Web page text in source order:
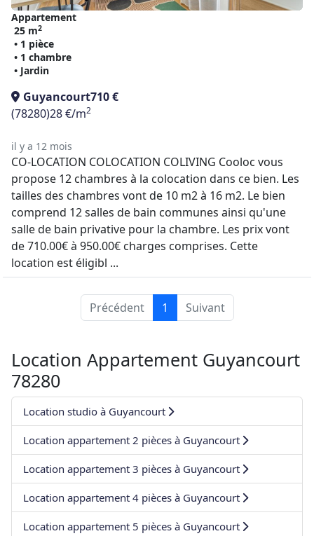
Appartement
25 m2
• 1 pièce
• 1 chambre
• Jardin
Guyancourt710 €
(78280)28 €/m2
il y a 12 mois
CO-LOCATION COLOCATION COLIVING Cooloc vous
propose 12 chambres à la colocation dans ce bien. Les
tailles des chambres vont de 10 m2 à 16 m2. Le bien
comprend 12 salles de bain communes ainsi qu'une
salle de bain privative pour la chambre. Les prix vont
de 710.00€ à 950.00€ charges comprises. Cette
location est éligibl ...
Précédent 1 Suivant
Location Appartement Guyancourt
78280
Location studio à Guyancourt
Location appartement 2 pièces à Guyancourt
Location appartement 3 pièces à Guyancourt
Location appartement 4 pièces à Guyancourt
Location appartement 5 pièces à Guyancourt